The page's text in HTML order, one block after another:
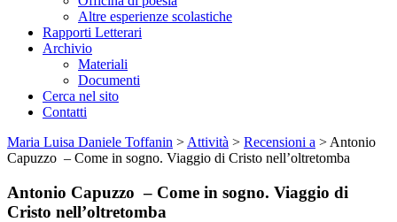
Altre esperienze scolastiche
Rapporti Letterari
Archivio
Materiali
Documenti
Cerca nel sito
Contatti
Maria Luisa Daniele Toffanin > Attività > Recensioni a > Antonio
Capuzzo – Come in sogno. Viaggio di Cristo nell’oltretomba
Antonio Capuzzo – Come in sogno. Viaggio di
Cristo nell’oltretomba